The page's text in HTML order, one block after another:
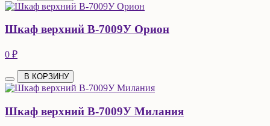
Шкаф верхний В-7009У Орион
0 ₽
В КОРЗИНУ
Шкаф верхний В-7009У Милания